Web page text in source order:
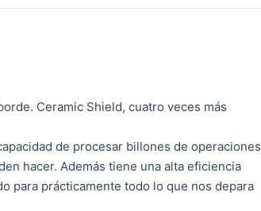
Ceramic Shield, cuatro veces más
de procesar billones de operaciones
hacer. Además tiene una alta eficiencia
para prácticamente todo lo que nos depara